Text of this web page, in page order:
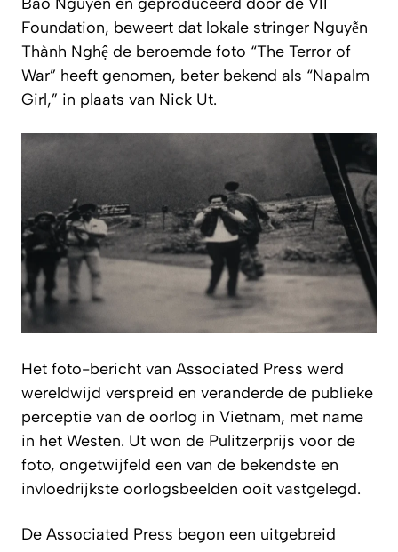
Foundation, beweert dat lokale stringer Nguyễn
Thành Nghệ de beroemde foto “The Terror of
War” heeft genomen, beter bekend als “Napalm
Girl,” in plaats van Nick Ut.
Het foto-bericht van Associated Press werd
wereldwijd verspreid en veranderde de publieke
perceptie van de oorlog in Vietnam, met name
in het Westen. Ut won de Pulitzerprijs voor de
foto, ongetwijfeld een van de bekendste en
invloedrijkste oorlogsbeelden ooit vastgelegd.
De Associated Press begon een uitgebreid